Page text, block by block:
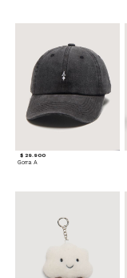
$ 29.900
Gorra A